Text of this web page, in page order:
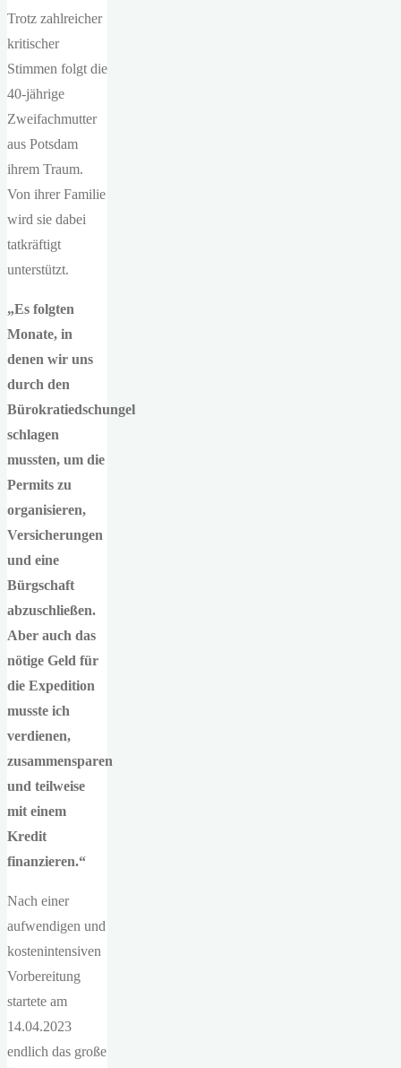
Trotz zahlreicher
kritischer
Stimmen folgt die
40-jährige
Zweifachmutter
aus Potsdam
ihrem Traum.
Von ihrer Familie
wird sie dabei
tatkräftigt
unterstützt.
„Es folgten
Monate, in
denen wir uns
durch den
Bürokratiedschungel
schlagen
mussten, um die
Permits zu
organisieren,
Versicherungen
und eine
Bürgschaft
abzuschließen.
Aber auch das
nötige Geld für
die Expedition
musste ich
verdienen,
zusammensparen
und teilweise
mit einem
Kredit
finanzieren.“
Nach einer
aufwendigen und
kostenintensiven
Vorbereitung
startete am
14.04.2023
endlich das große